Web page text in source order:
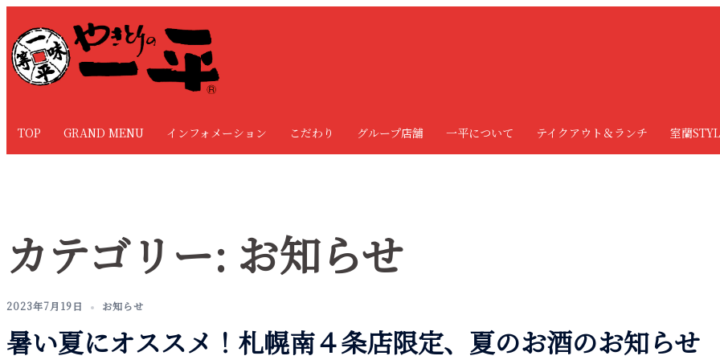
ン
テ
ン
TOP GRAND MENU インフォメーション こだわり グループ店舗 一平について テイクアウト＆ランチ 室蘭
カテゴリー: お知らせ
2023年7月19日 お知らせ
暑い夏にオススメ！札幌南４条店限定、夏のお酒のお知らせ